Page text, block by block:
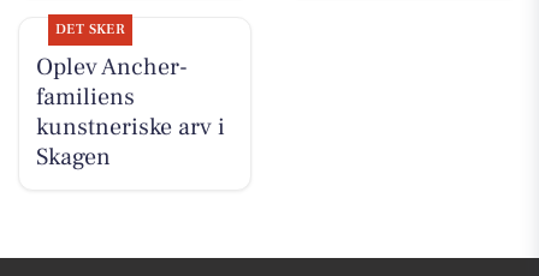
DET SKER
Oplev Ancher-
familiens
kunstneriske arv i
Skagen